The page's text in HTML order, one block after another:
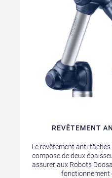
REVÊTEMENT
Le revêtement anti-
compose de deux
assurer aux Robots
fonctionnement